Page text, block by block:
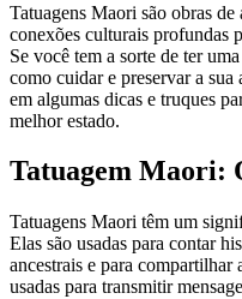
Tatuagens Maori são obras
conexões culturais profundas
Se você tem a sorte de ter
como cuidar e preservar a
em algumas dicas e truques
melhor estado.
Tatuagem Maori:
Tatuagens Maori têm um
Elas são usadas para contar
ancestrais e para
usadas para transmitir